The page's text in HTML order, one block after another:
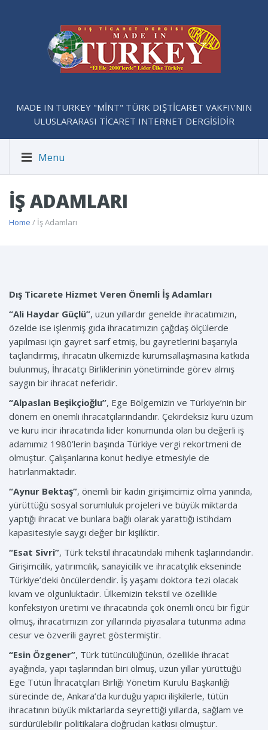
MADE IN TURKEY "MİNT" TÜRK DIŞTİCARET VAKFI\'NIN
ULUSLARARASI TİCARET INTERNET DERGİSİDİR
Menu
İŞ ADAMLARI
Home / İş Adamları
Dış Ticarete Hizmet Veren Önemli İş Adamları
“Ali Haydar Güçlü”, uzun yıllardır genelde ihracatımızın,
özelde ise işlenmiş gıda ihracatımızın çağdaş ölçülerde
yapılması için gayret sarf etmiş, bu gayretlerini başarıyla
taçlandırmış, ihracatın ülkemizde kurumsallaşmasına katkıda
bulunmuş, İhracatçı Birliklerinin yönetiminde görev almış
saygın bir ihracat neferidir.
“Alpaslan Beşikçioğlu”, Ege Bölgemizin ve Türkiye’nin bir
dönem en önemli ihracatçılarındandır. Çekirdeksiz kuru üzüm
ve kuru incir ihracatında lider konumunda olan bu değerli iş
adamımız 1980’lerin başında Türkiye vergi rekortmeni de
olmuştur. Çalışanlarına konut hediye etmesiyle de
hatırlanmaktadır.
“Aynur Bektaş”, önemli bir kadın girişimcimiz olma yanında,
yürüttüğü sosyal sorumluluk projeleri ve büyük miktarda
yaptığı ihracat ve bunlara bağlı olarak yarattığı istihdam
kapasitesiyle saygı değer bir kişiliktir.
“Esat Sivri”, Türk tekstil ihracatındaki mihenk taşlarındandır.
Girişimcilik, yatırımcılık, sanayicilik ve ihracatçılık ekseninde
Türkiye’deki öncülerdendir. İş yaşamı doktora tezi olacak
kıvam ve olgunluktadır. Ülkemizin tekstil ve özellikle
konfeksiyon üretimi ve ihracatında çok önemli öncü bir figür
olmuş, ihracatımızın zor yıllarında piyasalara tutunma adına
cesur ve özverili gayret göstermiştir.
“Esin Özgener”, Türk tütüncülüğünün, özellikle ihracat
ayağında, yapı taşlarından biri olmuş, uzun yıllar yürüttüğü
Ege Tütün İhracatçıları Birliği Yönetim Kurulu Başkanlığı
sürecinde de, Ankara’da kurduğu yapıcı ilişkilerle, tütün
ihracatının büyük miktarlarda seyrettiği yıllarda, sağlam ve
sürdürülebilir politikalara doğrudan katkısı olmuştur.